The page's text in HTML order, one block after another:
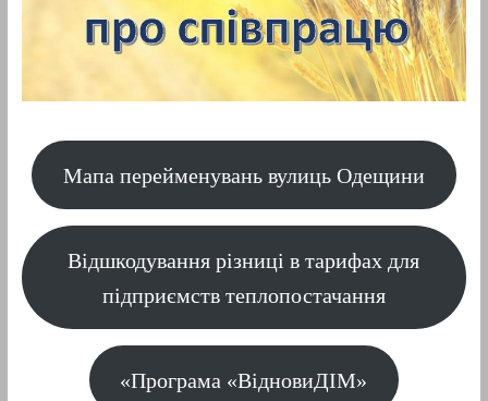
Мапа перейменувань вулиць Одещини
Відшкодування різниці в тарифах для
підприємств теплопостачання
«Програма «ВідновиДІМ»